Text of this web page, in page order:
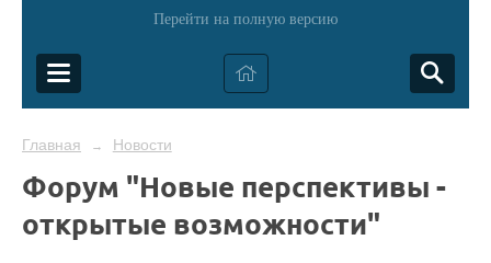
Перейти на полную версию
Главная → Новости
Форум "Новые перспективы -
открытые возможности"